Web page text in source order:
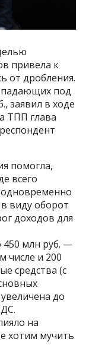
привела к
от дробления.
под
заявил в ходе
ТПП глава
помогла,
всего
виду оборот
доходов для
450 млн руб. —
числе и 200
средства (с
до
на
хотим мучить